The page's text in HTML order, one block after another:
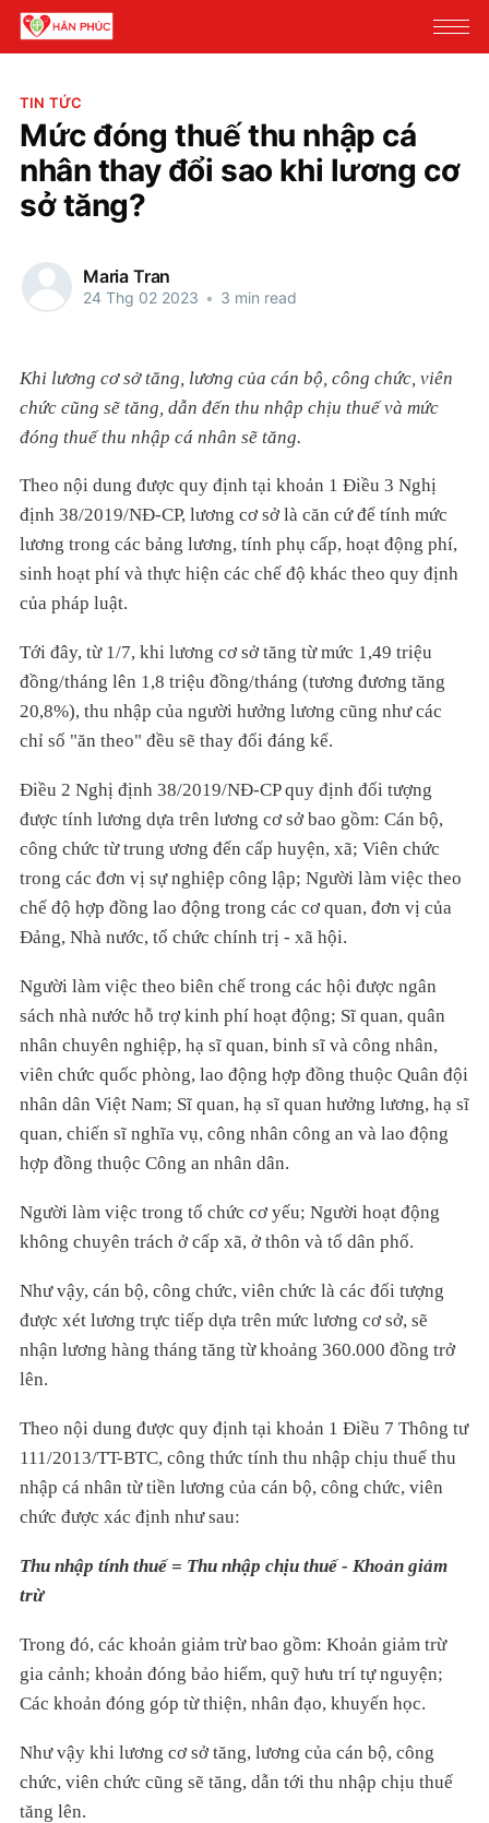
TIN TỨC
Mức đóng thuế thu nhập cá
nhân thay đổi sao khi lương cơ
sở tăng?
Maria Tran
24 Thg 02 2023 • 3 min read
Khi lương cơ sở tăng, lương của cán bộ, công chức, viên
chức cũng sẽ tăng, dẫn đến thu nhập chịu thuế và mức
đóng thuế thu nhập cá nhân sẽ tăng.
Theo nội dung được quy định tại khoản 1 Điều 3 Nghị
định 38/2019/NĐ-CP, lương cơ sở là căn cứ để tính mức
lương trong các bảng lương, tính phụ cấp, hoạt động phí,
sinh hoạt phí và thực hiện các chế độ khác theo quy định
của pháp luật.
Tới đây, từ 1/7, khi lương cơ sở tăng từ mức 1,49 triệu
đồng/tháng lên 1,8 triệu đồng/tháng (tương đương tăng
20,8%), thu nhập của người hưởng lương cũng như các
chỉ số "ăn theo" đều sẽ thay đổi đáng kể.
Điều 2 Nghị định 38/2019/NĐ-CP quy định đối tượng
được tính lương dựa trên lương cơ sở bao gồm: Cán bộ,
công chức từ trung ương đến cấp huyện, xã; Viên chức
trong các đơn vị sự nghiệp công lập; Người làm việc theo
chế độ hợp đồng lao động trong các cơ quan, đơn vị của
Đảng, Nhà nước, tổ chức chính trị - xã hội.
Người làm việc theo biên chế trong các hội được ngân
sách nhà nước hỗ trợ kinh phí hoạt động; Sĩ quan, quân
nhân chuyên nghiệp, hạ sĩ quan, binh sĩ và công nhân,
viên chức quốc phòng, lao động hợp đồng thuộc Quân đội
nhân dân Việt Nam; Sĩ quan, hạ sĩ quan hưởng lương, hạ sĩ
quan, chiến sĩ nghĩa vụ, công nhân công an và lao động
hợp đồng thuộc Công an nhân dân.
Người làm việc trong tổ chức cơ yếu; Người hoạt động
không chuyên trách ở cấp xã, ở thôn và tổ dân phố.
Như vậy, cán bộ, công chức, viên chức là các đối tượng
được xét lương trực tiếp dựa trên mức lương cơ sở, sẽ
nhận lương hàng tháng tăng từ khoảng 360.000 đồng trở
lên.
Theo nội dung được quy định tại khoản 1 Điều 7 Thông tư
111/2013/TT-BTC, công thức tính thu nhập chịu thuế thu
nhập cá nhân từ tiền lương của cán bộ, công chức, viên
chức được xác định như sau:
Thu nhập tính thuế = Thu nhập chịu thuế - Khoản giảm
trừ
Trong đó, các khoản giảm trừ bao gồm: Khoản giảm trừ
gia cảnh; khoản đóng bảo hiểm, quỹ hưu trí tự nguyện;
Các khoản đóng góp từ thiện, nhân đạo, khuyến học.
Như vậy khi lương cơ sở tăng, lương của cán bộ, công
chức, viên chức cũng sẽ tăng, dẫn tới thu nhập chịu thuế
tăng lên.